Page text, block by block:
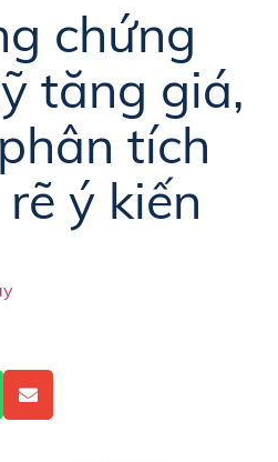
chứng
tăng giá,
tích
ý kiến